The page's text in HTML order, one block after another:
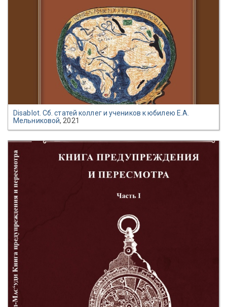
Disablot. Сб. статей коллег и учеников к юбилею Е.А.
Мельниковой, 2021